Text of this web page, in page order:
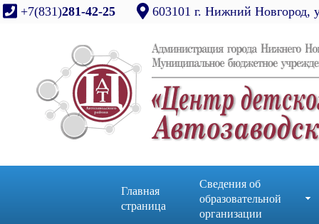
+7(831)281-42-25 603101 г. Нижний Новгород,
Главная
страница
Сведения об
образовательной
организации